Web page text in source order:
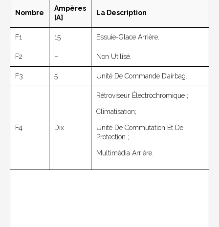
Nombre
Ampères
[A]
La Description
F1 15 Essuie-Glace Arrière.
F2 – Non Utilisé.
F3 5 Unité De Commande D’airbag.
F4 Dix
Rétroviseur Électrochromique ;
Climatisation;
Unité De Commutation Et De
Protection ;
Multimédia Arrière.